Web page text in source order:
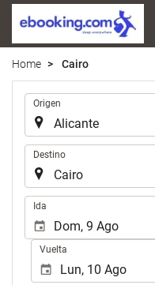
Home Cairo
Trayecto
Origen
Destino
Ida
Vuelta